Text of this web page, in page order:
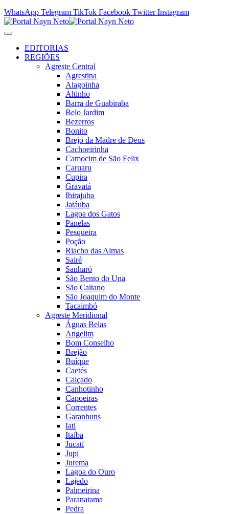
WhatsApp Telegram TikTok Facebook Twitter Instagram
EDITORIAS
REGIÕES
Agreste Central
Agrestina
Alagoinha
Altinho
Barra de Guabiraba
Belo Jardim
Bezerros
Bonito
Brejo da Madre de Deus
Cachoeirinha
Camocim de São Felix
Caruaru
Cupira
Gravatá
Ibirajuba
Jatáuba
Lagoa dos Gatos
Panelas
Pesqueira
Poção
Riacho das Almas
Sairé
Sanharó
São Bento do Una
São Caitano
São Joaquim do Monte
Tacaimbó
Agreste Meridional
Águas Belas
Angelim
Bom Conselho
Brejão
Buíque
Caetés
Calçado
Canhotinho
Capoeiras
Correntes
Garanhuns
Iati
Itaíba
Jucatí
Jupi
Jurema
Lagoa do Ouro
Lajedo
Palmeirina
Paranatama
Pedra